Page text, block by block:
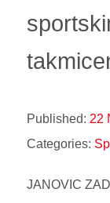
Published: 22
Categories:
JANOVIC